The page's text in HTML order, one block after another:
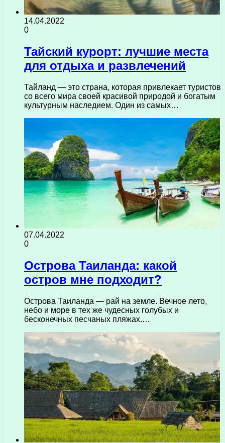
14.04.2022
0
Тайский курорт: лучшие места
для отдыха и развлечений
Тайланд — это страна, которая привлекает туристов
со всего мира своей красивой природой и богатым
культурным наследием. Один из самых…
07.04.2022
0
Острова Таиланда: какой
остров мне подходит?
Острова Таиланда — рай на земле. Вечное лето,
небо и море в тех же чудесных голубых и
бесконечных песчаных пляжах.…